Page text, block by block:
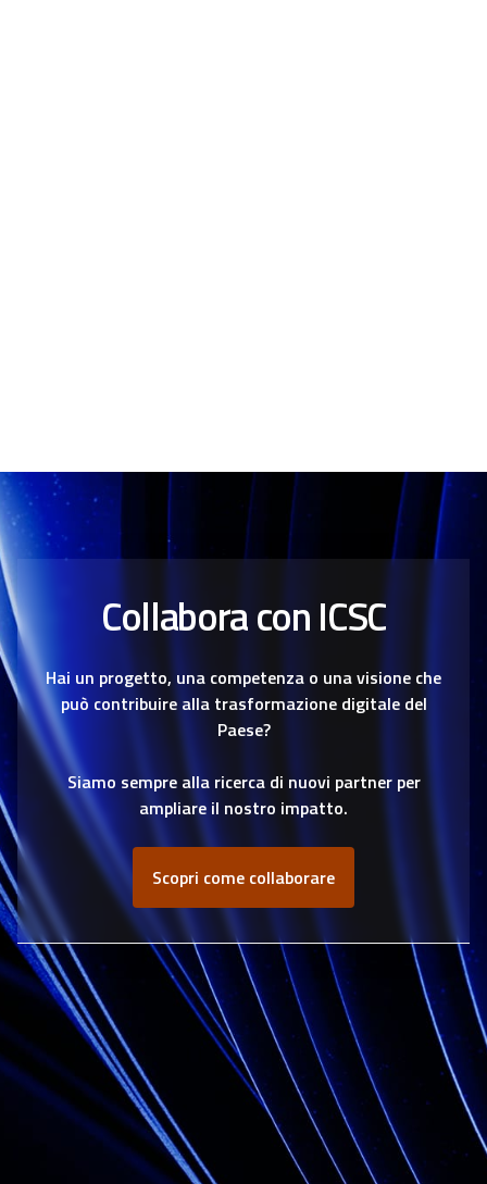
Collabora con ICSC
Hai un progetto, una competenza o una visione che
può contribuire alla trasformazione digitale del
Paese?
Siamo sempre alla ricerca di nuovi partner per
ampliare il nostro impatto.
Scopri come collaborare